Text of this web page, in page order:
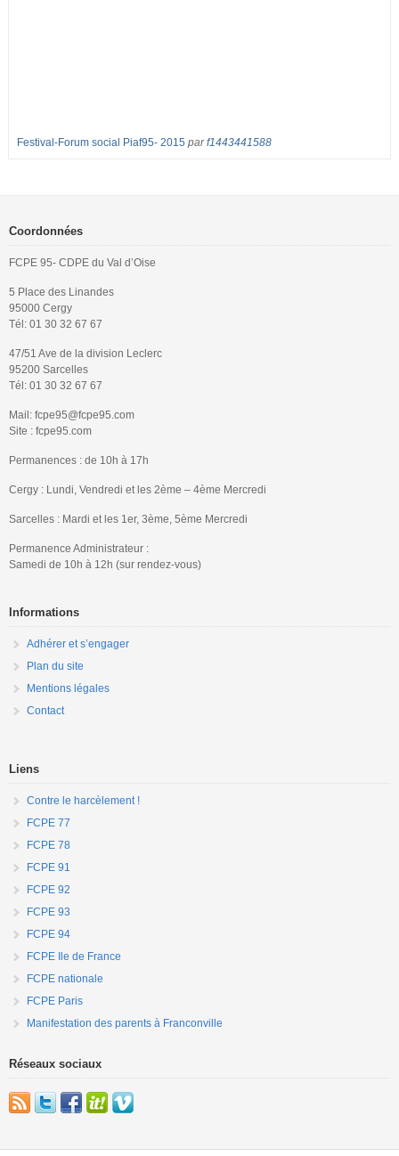
Festival-Forum social Piaf95- 2015 parf1443441588
Coordonnées
FCPE 95- CDPE du Val d’Oise
5 Place des Linandes
95000 Cergy
Tél: 01 30 32 67 67
47/51 Ave de la division Leclerc
95200 Sarcelles
Tél: 01 30 32 67 67
Mail: fcpe95@fcpe95.com
Site : fcpe95.com
Permanences : de 10h à 17h
Cergy : Lundi, Vendredi et les 2ème – 4ème Mercredi
Sarcelles : Mardi et les 1er, 3ème, 5ème Mercredi
Permanence Administrateur :
Samedi de 10h à 12h (sur rendez-vous)
Informations
Adhérer et s’engager
Plan du site
Mentions légales
Contact
Liens
Contre le harcèlement !
FCPE 77
FCPE 78
FCPE 91
FCPE 92
FCPE 93
FCPE 94
FCPE Ile de France
FCPE nationale
FCPE Paris
Manifestation des parents à Franconville
Réseaux sociaux